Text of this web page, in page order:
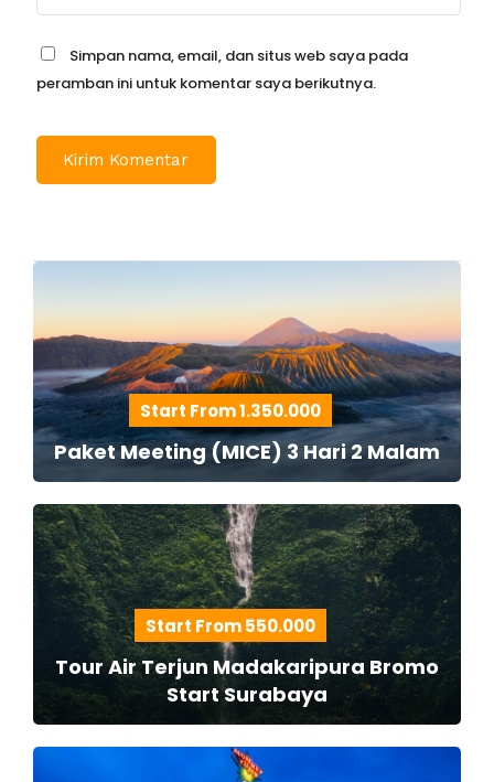
Simpan nama, email, dan situs web saya pada
peramban ini untuk komentar saya berikutnya.
Start From 1.350.000
Paket Meeting (MICE) 3 Hari 2 Malam
Start From 550.000
Tour Air Terjun Madakaripura Bromo
Start Surabaya